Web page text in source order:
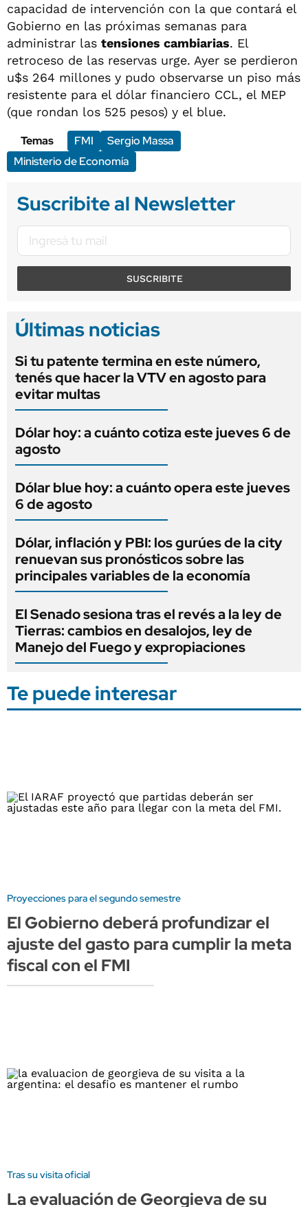
capacidad de intervención con la que contará el
Gobierno en las próximas semanas para
administrar las tensiones cambiarias. El
retroceso de las reservas urge. Ayer se perdieron
u$s 264 millones y pudo observarse un piso más
resistente para el dólar financiero CCL, el MEP
(que rondan los 525 pesos) y el blue.
Temas
FMI
Sergio Massa
Ministerio de Economía
Suscribite al Newsletter
SUSCRIBITE
Últimas noticias
Si tu patente termina en este número,
tenés que hacer la VTV en agosto para
evitar multas
Dólar hoy: a cuánto cotiza este jueves 6 de
agosto
Dólar blue hoy: a cuánto opera este jueves
6 de agosto
Dólar, inflación y PBI: los gurúes de la city
renuevan sus pronósticos sobre las
principales variables de la economía
El Senado sesiona tras el revés a la ley de
Tierras: cambios en desalojos, ley de
Manejo del Fuego y expropiaciones
Te puede interesar
Proyecciones para el segundo semestre
El Gobierno deberá profundizar el
ajuste del gasto para cumplir la meta
fiscal con el FMI
Tras su visita oficial
La evaluación de Georgieva de su